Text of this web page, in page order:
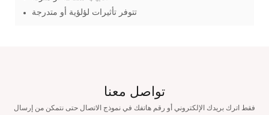
تتوفر تأثيرات لؤلؤية أو متدرجة
تواصل معنا
فقط اترك بريدك الإلكتروني أو رقم هاتفك في نموذج الاتصال حتى نتمكن من إرسال